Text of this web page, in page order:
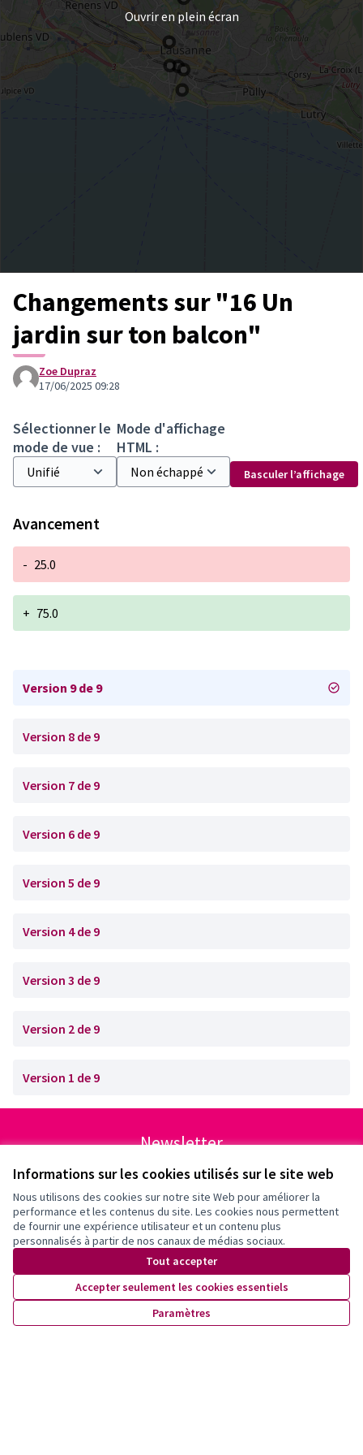
Informations sur les cookies utilisés sur le site web
Nous utilisons des cookies sur notre site Web pour améliorer la
performance et les contenus du site. Les cookies nous permettent
de fournir une expérience utilisateur et un contenu plus
personnalisés à partir de nos canaux de médias sociaux.
Tout accepter
Accepter seulement les cookies essentiels
Paramètres
Ouvrir en plein écran
Changements sur "16 Un
jardin sur ton balcon"
Zoe Dupraz
17/06/2025 09:28
Sélectionner le
mode de vue :
Mode d'affichage
HTML :
Basculer l’affichage
Avancement
- 25.0
+ 75.0
Version 9 de 9
Version 8 de 9
Version 7 de 9
Version 6 de 9
Version 5 de 9
Version 4 de 9
Version 3 de 9
Version 2 de 9
Version 1 de 9
Newsletter
Inscrivez-vous pour être tenu·e au courant de nos activités!